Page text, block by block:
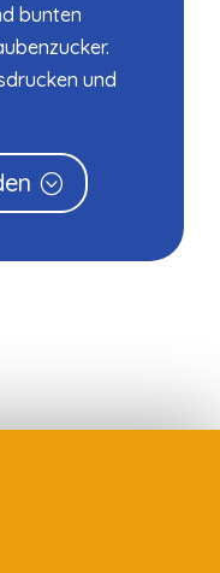
bunten
und